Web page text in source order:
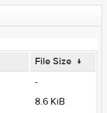
File Size ↓
-
8.6 KiB